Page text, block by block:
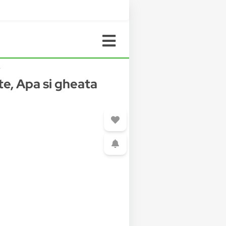
Apa si gheata